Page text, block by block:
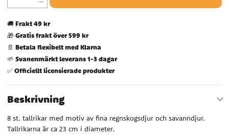
🚚 Frakt 49 kr
🎁 Gratis frakt över 599 kr
📄 Betala flexibelt med Klarna
🌱 Svanenmärkt leverans 1-3 dagar
✅Officiellt licensierade produkter
Beskrivning
8 st. tallrikar med motiv av fina regnskogsdjur och savanndjur.
Tallrikarna är ca 23 cm i diameter.